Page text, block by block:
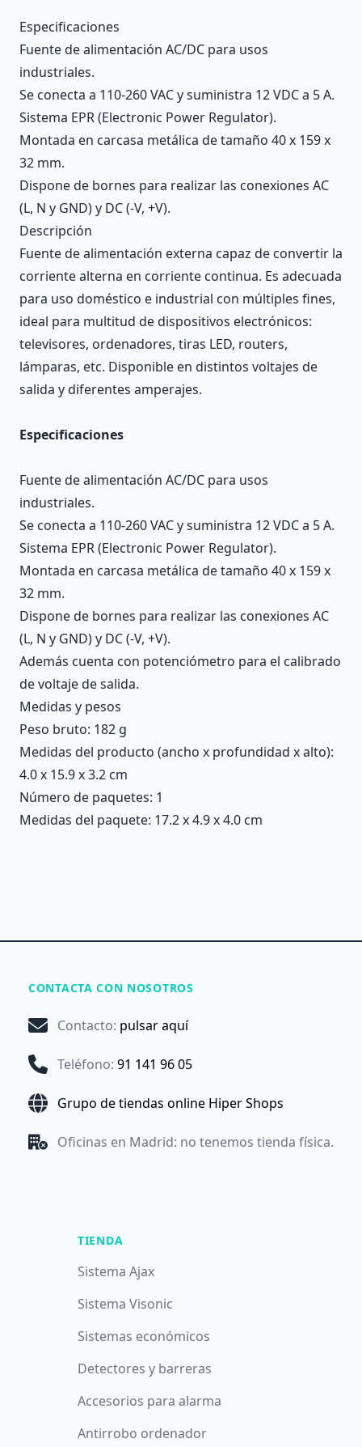
Description
Especificaciones
Fuente de alimentación AC/DC para usos
industriales.
Se conecta a 110-260 VAC y suministra 12 VDC a 5 A.
Sistema EPR (Electronic Power Regulator).
Montada en carcasa metálica de tamaño 40 x 159 x
32 mm.
Dispone de bornes para realizar las conexiones AC
(L, N y GND) y DC (-V, +V).
Descripción
Fuente de alimentación externa capaz de convertir la
corriente alterna en corriente continua. Es adecuada
para uso doméstico e industrial con múltiples fines,
ideal para multitud de dispositivos electrónicos:
televisores, ordenadores, tiras LED, routers,
lámparas, etc. Disponible en distintos voltajes de
salida y diferentes amperajes.
Especificaciones
Fuente de alimentación AC/DC para usos
industriales.
Se conecta a 110-260 VAC y suministra 12 VDC a 5 A.
Sistema EPR (Electronic Power Regulator).
Montada en carcasa metálica de tamaño 40 x 159 x
32 mm.
Dispone de bornes para realizar las conexiones AC
(L, N y GND) y DC (-V, +V).
Además cuenta con potenciómetro para el calibrado
de voltaje de salida.
Medidas y pesos
Peso bruto: 182 g
Medidas del producto (ancho x profundidad x alto):
4.0 x 15.9 x 3.2 cm
Número de paquetes: 1
Medidas del paquete: 17.2 x 4.9 x 4.0 cm
CONTACTA CON NOSOTROS
Contacto: pulsar aquí
Teléfono: 91 141 96 05
Grupo de tiendas online Hiper Shops
Oficinas en Madrid: no tenemos tienda física.
TIENDA
Sistema Ajax
Sistema Visonic
Sistemas económicos
Detectores y barreras
Accesorios para alarma
Antirrobo ordenador